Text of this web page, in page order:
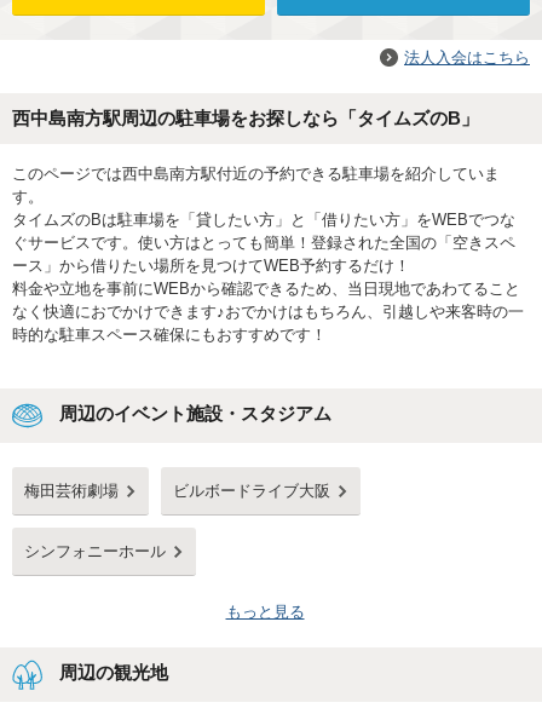
法人入会はこちら
西中島南方駅周辺の駐車場をお探しなら「タイムズのB」
このページでは西中島南方駅付近の予約できる駐車場を紹介していま
す。
タイムズのBは駐車場を「貸したい方」と「借りたい方」をWEBでつな
ぐサービスです。使い方はとっても簡単！登録された全国の「空きスペ
ース」から借りたい場所を見つけてWEB予約するだけ！
料金や立地を事前にWEBから確認できるため、当日現地であわてること
なく快適におでかけできます♪おでかけはもちろん、引越しや来客時の一
時的な駐車スペース確保にもおすすめです！
周辺のイベント施設・スタジアム
梅田芸術劇場 ビルボードライブ大阪
シンフォニーホール
もっと見る
周辺の観光地